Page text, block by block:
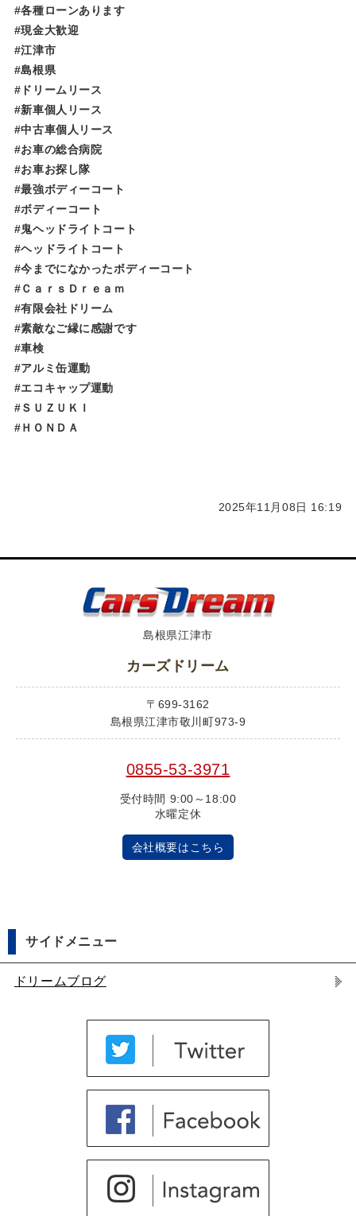
#各種ローンあります
#現金大歓迎
#江津市
#島根県
#ドリームリース
#新車個人リース
#中古車個人リース
#お車の総合病院
#お車お探し隊
#最強ボディーコート
#ボディーコート
#鬼ヘッドライトコート
#ヘッドライトコート
#今までになかったボディーコート
#ＣａｒｓＤｒｅａｍ
#有限会社ドリーム
#素敵なご縁に感謝です
#車検
#アルミ缶運動
#エコキャップ運動
#ＳＵＺＵＫＩ
#ＨＯＮＤＡ
2025年11月08日 16:19
島根県江津市
カーズドリーム
〒699-3162
島根県江津市敬川町973-9
0855-53-3971
受付時間 9:00～18:00
水曜定休
会社概要はこちら
サイドメニュー
ドリームブログ